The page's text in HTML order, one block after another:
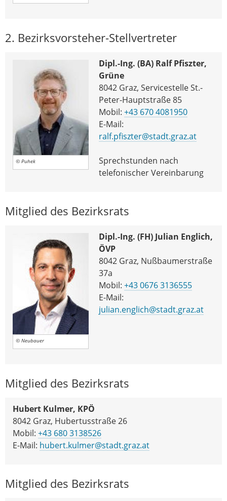
2. Bezirksvorsteher-Stellvertreter
© Puhek
Dipl.-Ing. (BA) Ralf Pfiszter,
Grüne
8042 Graz, Servicestelle St.-
Peter-Hauptstraße 85
Mobil: +43 670 4081950
E-Mail:
ralf.pfiszter@stadt.graz.at
Sprechstunden nach
telefonischer Vereinbarung
Mitglied des Bezirksrats
© Neubauer
Dipl.-Ing. (FH) Julian Englich,
ÖVP
8042 Graz, Nußbaumerstraße
37a
Mobil: +43 0676 3136555
E-Mail:
julian.englich@stadt.graz.at
Mitglied des Bezirksrats
Hubert Kulmer, KPÖ
8042 Graz, Hubertusstraße 26
Mobil: +43 680 3138526
E-Mail: hubert.kulmer@stadt.graz.at
Mitglied des Bezirksrats